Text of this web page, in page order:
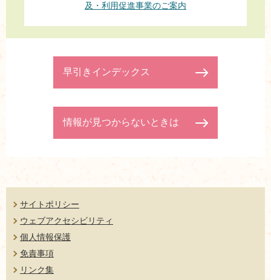
及・利用促進事業のご案内
早引きインデックス
情報が見つからないときは
サイトポリシー
ウェブアクセシビリティ
個人情報保護
免責事項
リンク集